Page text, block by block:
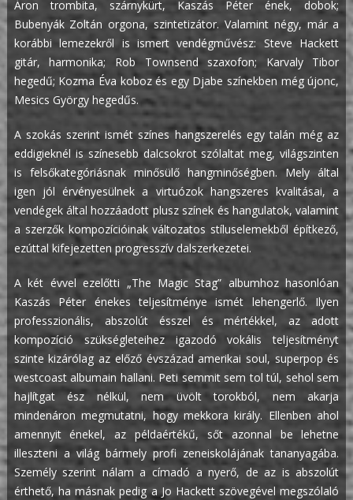
Áron trombita, szárnykürt, Kaszás Péter ének, dobok;
Bubenyák Zoltán orgona, szintetizátor. Valamint négy, már a
korábbi lemezekről is ismert vendégművész: Steve Hackett
gitár, harmonika; Rob Townsend szaxofon; Karvaly Tibor
hegedű; Kozma Éva koboz és egy Djabe színekben még újonc,
Mesics György hegedűs.
A szokás szerint ismét színes hangszerelés egy talán még az
eddigieknél is színesebb dalcsokrot szólaltat meg, világszinten
is felsőkategóriásnak minősülő hangminőségben. Mely által
igen jól érvényesülnek a virtuózok hangszeres kvalitásai, a
vendégek által hozzáadott plusz színek és hangulatok, valamint
a szerzők kompozícióinak változatos stíluselemekből építkező,
ezúttal kifejezetten progresszív dalszerkezetei.
A két évvel ezelőtti „The Magic Stag” albumhoz hasonlóan
Kaszás Péter énekes teljesítménye ismét lehengerlő. Ilyen
professzionális, abszolút ésszel és mértékkel, az adott
kompozíció szükségleteihez igazodó vokális teljesítményt
szinte kizárólag az előző évszázad amerikai soul, superpop és
westcoast albumain hallani. Peti semmit sem tol túl, sehol sem
hajlítgat ész nélkül, nem üvölt torokból, nem akarja
mindenáron megmutatni, hogy mekkora király. Ellenben ahol
amennyit énekel, az példaértékű, sőt azonnal be lehetne
illeszteni a világ bármely profi zeneiskolájának tananyagába.
Személy szerint nálam a címadó a nyerő, de az is abszolút
érthető, ha másnak pedig a Jo Hackett szövegével megszólaló